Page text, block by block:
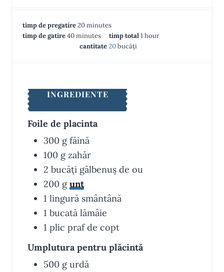
timp de pregatire20m
i
n
s
minutes
timp de gatire40m
e
s
minutes timp total1hhour
cantitate20bucăți
INGREDIENTE
Foile de placinta
300 g făină
100 g zahăr
2 bucăți gălbenuș de ou
200 g unt
1 lingură smântână
1 bucată lămâie
1 plic praf de copt
Umplutura pentru plăcintă
500 g urdă